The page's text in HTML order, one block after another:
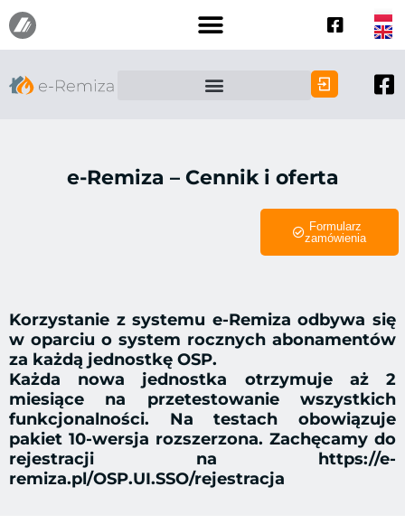
e-Remiza – Cennik i oferta
Formularz
zamówienia
Korzystanie z systemu e-Remiza odbywa się
w oparciu o system rocznych abonamentów
za każdą jednostkę OSP.
Każda nowa jednostka otrzymuje aż 2
miesiące na przetestowanie wszystkich
funkcjonalności. Na testach obowiązuje
pakiet 10-wersja rozszerzona. Zachęcamy do
rejestracji na https://e-
remiza.pl/OSP.UI.SSO/rejestracja